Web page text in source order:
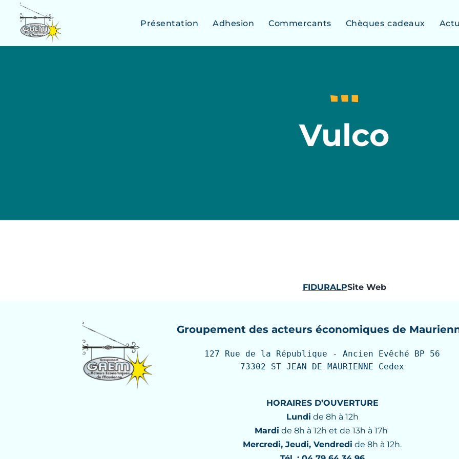
Présentation Adhesion Commercants Chèques cadeaux
Vulco
FIDURALPSite Web
Groupement des acteurs économiques de
127 Rue de la République - Ancien Evêché BP 56
73302 ST JEAN DE MAURIENNE Cedex
HORAIRES D’OUVERTURE
Lundi de 8h à 12h
Mardi de 8h à 12h et de 13h à 17h
Mercredi, Jeudi, Vendredi de 8h à 12h.